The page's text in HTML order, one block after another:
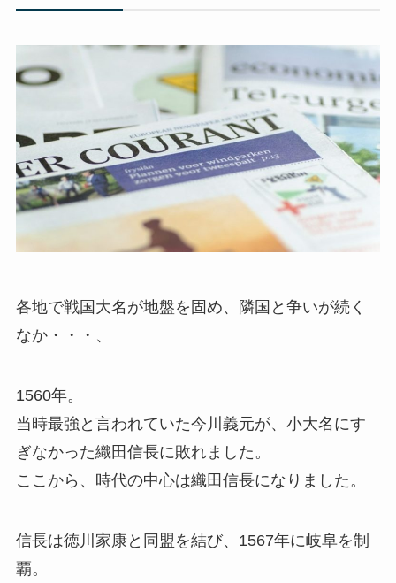
各地で戦国大名が地盤を固め、隣国と争いが続く
なか・・・、
1560年。
当時最強と言われていた今川義元が、小大名にす
ぎなかった織田信長に敗れました。
ここから、時代の中心は織田信長になりました。
信長は徳川家康と同盟を結び、1567年に岐阜を制
覇。